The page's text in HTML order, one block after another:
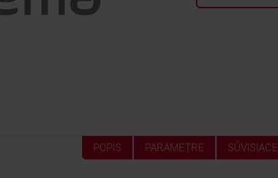
POPIS PARAMETRE SÚVISIACE